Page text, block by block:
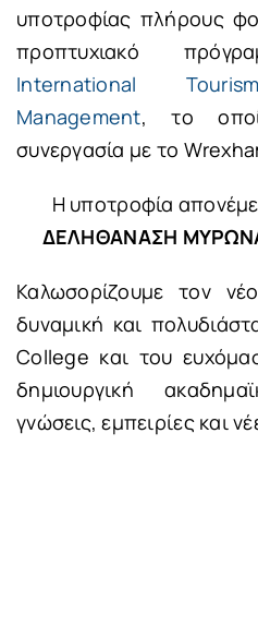
υποτροφίας πλήρους
προπτυχιακό
International
Management, το
συνεργασία με το
Η υποτροφία
ΔΕΛΗΘΑΝΑΣΗ
Καλωσορίζουμε τον
δυναμική και
College και του
δημιουργική
γνώσεις, εμπειρίες και